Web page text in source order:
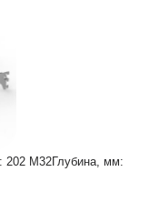
202 M32Глубина, мм: